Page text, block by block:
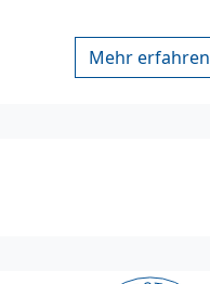
Mehr erfahren